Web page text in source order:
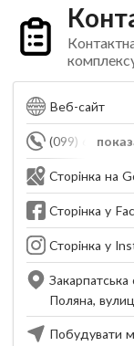
Веб-сайт
(099) 638-46-
Сторінка на
Сторінка у
Сторінка у
Поляна,
Побудувати